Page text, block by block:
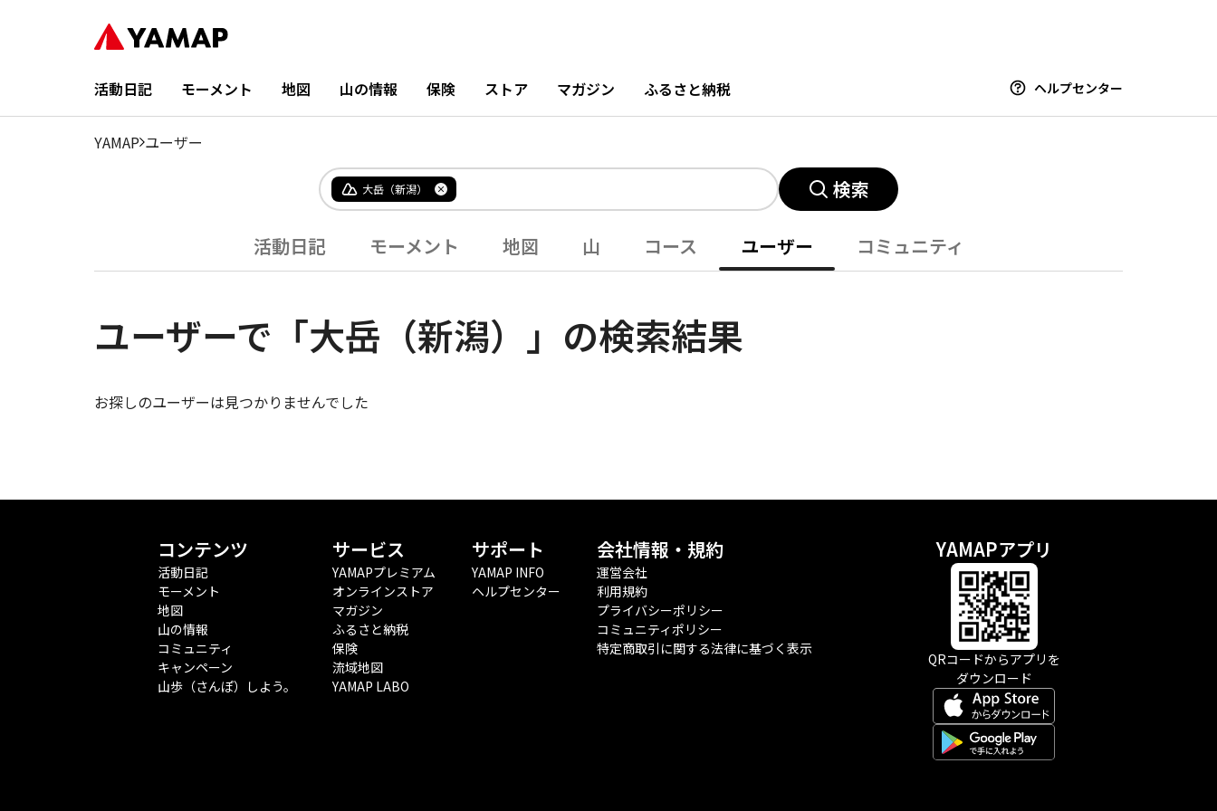
活動日記 モーメント 地図 山の情報 保険 ストア マガジン ふるさと納税 ヘルプセンター
YAMAP ユーザー
大岳（新潟） 検索
活動日記 モーメント 地図 山 コース ユーザー コミュニティ
ユーザーで「大岳（新潟）」の検索結果
お探しのユーザーは見つかりませんでした
コンテンツ
活動日記
モーメント
地図
山の情報
コミュニティ
キャンペーン
山歩（さんぽ）しよう。
サービス
YAMAPプレミアム
オンラインストア
マガジン
ふるさと納税
保険
流域地図
YAMAP LABO
サポート
YAMAP INFO
ヘルプセンター
会社情報・規約
運営会社
利用規約
プライバシーポリシー
コミュニティポリシー
特定商取引に関する法律に基づく表示
YAMAPアプリ
QRコードからアプリを
ダウンロード